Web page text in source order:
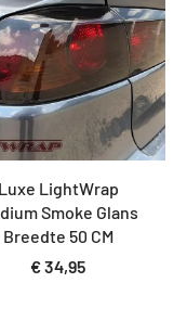
Luxe LightWrap
Smoke Glans
Breedte 50 CM
€34,95